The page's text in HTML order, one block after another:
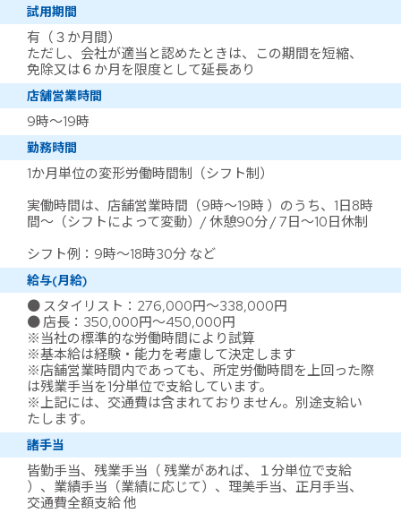
試用期間
有（３か月間）
ただし、会社が適当と認めたときは、この期間を短縮、
免除又は６か月を限度として延長あり
店舗営業時間
9時～19時
勤務時間
1か月単位の変形労働時間制（シフト制）
実働時間は、店舗営業時間（9時～19時 ）のうち、1日8時
間～（シフトによって変動）/ 休憩90分 / 7日～10日休制
シフト例：9時～18時30分 など
給与(月給)
● スタイリスト：276,000円～338,000円
● 店長：350,000円～450,000円
※当社の標準的な労働時間により試算
※基本給は経験・能力を考慮して決定します
※店舗営業時間内であっても、所定労働時間を上回った際
は残業手当を1分単位で支給しています。
※上記には、交通費は含まれておりません。別途支給い
たします。
諸手当
皆勤手当、残業手当（ 残業があれば、１分単位で支給
）、業績手当（業績に応じて）、理美手当、正月手当、
交通費全額支給 他